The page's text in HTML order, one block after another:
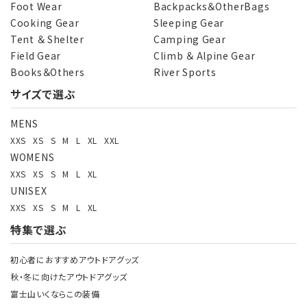
Foot Wear
Backpacks＆OtherBags
Cooking Gear
Sleeping Gear
Tent ＆ Shelter
Camping Gear
Field Gear
Climb ＆ Alpine Gear
Books＆Others
River Sports
サイズで選ぶ
MENS
XXS XS S M L XL XXL
WOMENS
XXS XS S M L XL
UNISEX
XXS XS S M L XL
特集で選ぶ
初心者におすすめアウトドアグッズ
秋・冬に向けたアウトドアグッズ
富士山いくならこの装備